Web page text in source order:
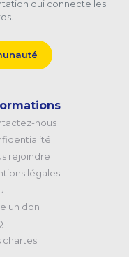
qui connecte les
nous
rejoindre
légales
un don
chartes